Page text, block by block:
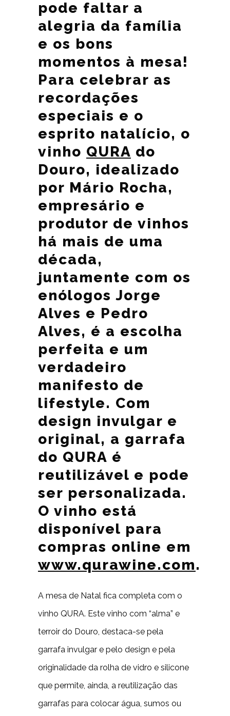
pode faltar a
alegria da família
e os bons
momentos à mesa!
Para celebrar as
recordações
especiais e o
esprito natalício, o
vinho QURA do
Douro, idealizado
por Mário Rocha,
empresário e
produtor de vinhos
há mais de uma
década,
juntamente com os
enólogos Jorge
Alves e Pedro
Alves, é a escolha
perfeita e um
verdadeiro
manifesto de
lifestyle. Com
design invulgar e
original, a garrafa
do QURA é
reutilizável e pode
ser personalizada.
O vinho está
disponível para
compras online em
www.qurawine.com.
A mesa de Natal fica completa com o
vinho QURA. Este vinho com “alma” e
terroir do Douro, destaca-se pela
garrafa invulgar e pelo design e pela
originalidade da rolha de vidro e silicone
que permite, ainda, a reutilização das
garrafas para colocar água, sumos ou